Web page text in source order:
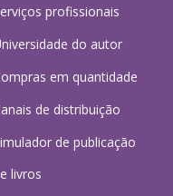
profissionais
do autor
em quantidade
de distribuição
de publicação
livros